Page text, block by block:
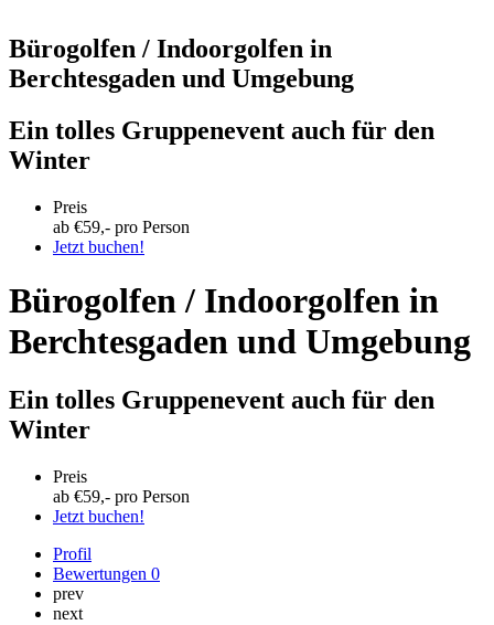
Bürogolfen / Indoorgolfen in
Berchtesgaden und Umgebung
Ein tolles Gruppenevent auch für den
Winter
Preis
ab €59,- pro Person
Jetzt buchen!
Bürogolfen / Indoorgolfen in
Berchtesgaden und Umgebung
Ein tolles Gruppenevent auch für den
Winter
Preis
ab €59,- pro Person
Jetzt buchen!
Profil
Bewertungen 0
prev
next